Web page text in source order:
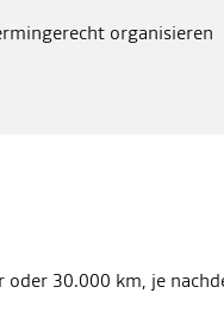
organisieren
30.000 km, je